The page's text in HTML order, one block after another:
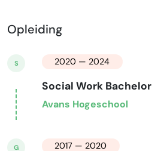
Opleiding
S 2020 — 2024
Social Work Bachelor
Avans Hogeschool
G 2017 — 2020